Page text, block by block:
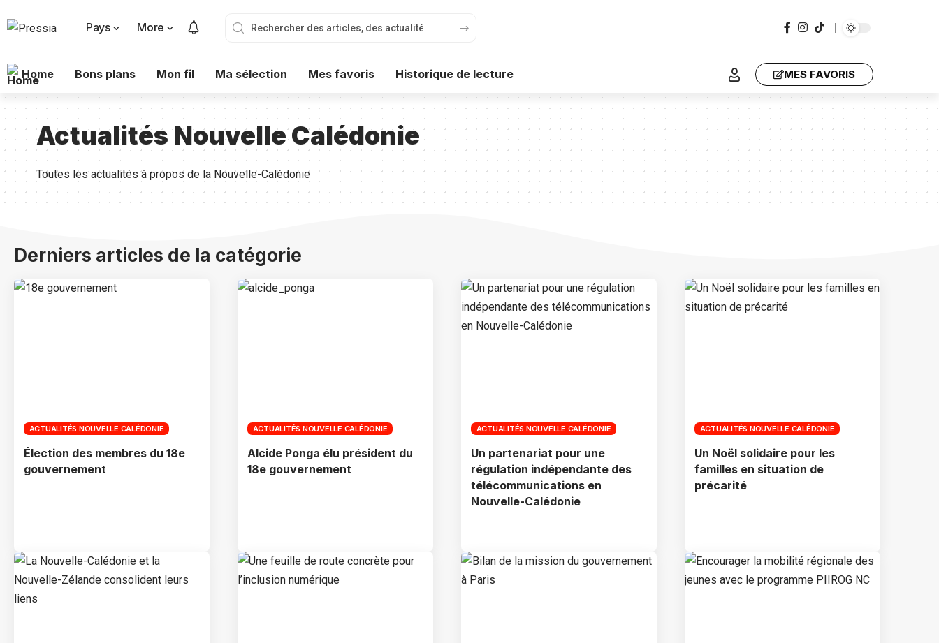
Pays More
Home Bons plans Mon fil Ma sélection Mes favoris Historique de lecture MES FAVORIS
Actualités Nouvelle Calédonie
Toutes les actualités à propos de la Nouvelle-Calédonie
Derniers articles de la catégorie
ACTUALITÉS NOUVELLE CALÉDONIE
Élection des membres du 18e
gouvernement
ACTUALITÉS NOUVELLE CALÉDONIE
Alcide Ponga élu président du
18e gouvernement
ACTUALITÉS NOUVELLE CALÉDONIE
Un partenariat pour une
régulation indépendante des
télécommunications en
Nouvelle-Calédonie
ACTUALITÉS NOUVELLE CALÉDONIE
Un Noël solidaire pour les
familles en situation de
précarité